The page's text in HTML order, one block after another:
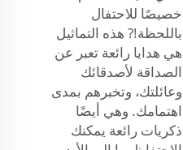
خصيصًا للاحتفال
باللحظة!? هذه التماثيل
هي هدايا رائعة تعبر عن
الصداقة لأصدقائك
وعائلتك، وتخبرهم بمدى
اهتمامك. وهي أيضًا
ذكريات رائعة يمكنك